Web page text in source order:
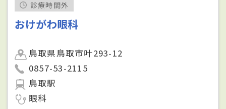
診療時間外
おけがわ眼科
鳥取県鳥取市叶293-12
0857-53-2115
鳥取駅
眼科